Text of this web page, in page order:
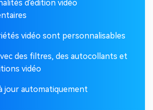
d'édition vidéo
vidéo sont personnalisables
des filtres, des autocollants et
vidéo
jour automatiquement